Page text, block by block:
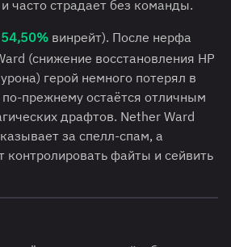
часто страдает без команды.
54,50% винрейт). После нерфа
(снижение восстановления HP
герой немного потерял в
прежнему остаётся отличным
драфтов. Nether Ward
за спелл-спам, а
контролировать файты и сейвить